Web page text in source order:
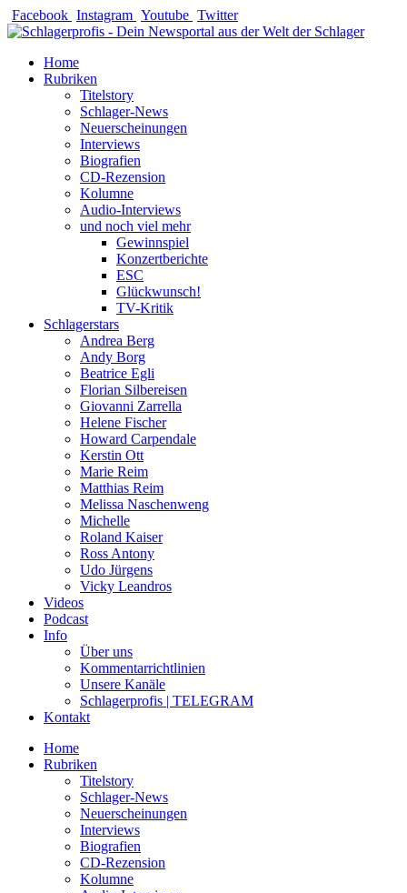
Zum
Inhalt
Facebook Instagram Youtube Twitter
Home
Rubriken
Titelstory
Schlager-News
Neuerscheinungen
Interviews
Biografien
CD-Rezension
Kolumne
Audio-Interviews
und noch viel mehr
Gewinnspiel
Konzertberichte
ESC
Glückwunsch!
TV-Kritik
Schlagerstars
Andrea Berg
Andy Borg
Beatrice Egli
Florian Silbereisen
Giovanni Zarrella
Helene Fischer
Howard Carpendale
Kerstin Ott
Marie Reim
Matthias Reim
Melissa Naschenweng
Michelle
Roland Kaiser
Ross Antony
Udo Jürgens
Vicky Leandros
Videos
Podcast
Info
Über uns
Kommentarrichtlinien
Unsere Kanäle
Schlagerprofis | TELEGRAM
Kontakt
Home
Rubriken
Titelstory
Schlager-News
Neuerscheinungen
Interviews
Biografien
CD-Rezension
Kolumne